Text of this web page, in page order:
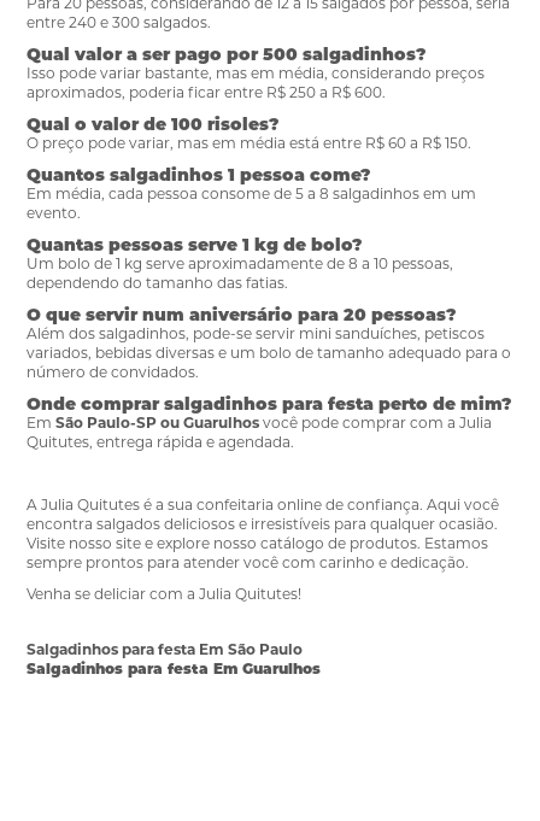
entre 240 e 300 salgados.
Qual valor a ser pago por 500 salgadinhos?
Isso pode variar bastante, mas em média, considerando preços
aproximados, poderia ficar entre R$ 250 a R$ 600.
Qual o valor de 100 risoles?
O preço pode variar, mas em média está entre R$ 60 a R$ 150.
Quantos salgadinhos 1 pessoa come?
Em média, cada pessoa consome de 5 a 8 salgadinhos em um
evento.
Quantas pessoas serve 1 kg de bolo?
Um bolo de 1 kg serve aproximadamente de 8 a 10 pessoas,
dependendo do tamanho das fatias.
O que servir num aniversário para 20 pessoas?
Além dos salgadinhos, pode-se servir mini sanduíches, petiscos
variados, bebidas diversas e um bolo de tamanho adequado para o
número de convidados.
Onde comprar salgadinhos para festa perto de mim?
EmSão Paulo-SP ou Guarulhos você pode comprar com a Julia
Quitutes, entrega rápida e agendada.
A Julia Quitutes é a sua confeitaria online de confiança. Aqui você
encontra salgados deliciosos e irresistíveis para qualquer ocasião.
Visite nosso site e explore nosso catálogo de produtos. Estamos
sempre prontos para atender você com carinho e dedicação.
Venha se deliciar com a Julia Quitutes!
Salgadinhos para festa Em São Paulo
Salgadinhos para festa Em Guarulhos